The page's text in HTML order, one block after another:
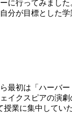
に行ってみまし
分が目標とした
初は「ハーバー
イクスピアの演
業に集中してい